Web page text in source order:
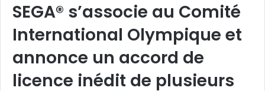
SEGA® s’associe au Comité
International Olympique et
annonce un accord de
licence inédit de plusieurs